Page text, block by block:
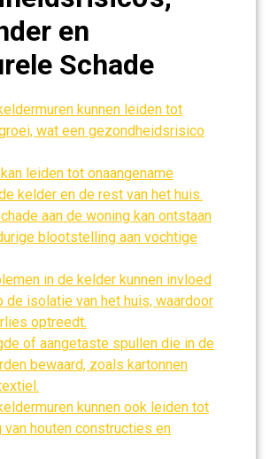
en
Schade
kunnen leiden tot
wat een gezondheidsrisico
leiden tot onaangename
kelder en de rest van het huis.
aan de woning kan ontstaan
blootstelling aan vochtige
in de kelder kunnen invloed
de isolatie van het huis, waardoor
optreedt.
of aangetaste spullen die in de
bewaard, zoals kartonnen
kunnen ook leiden tot
van houten constructies en